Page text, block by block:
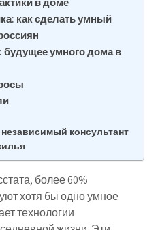
как сделать умный
будущее умного дома в
консультант
более 60%
хотя бы одно умное
технологии